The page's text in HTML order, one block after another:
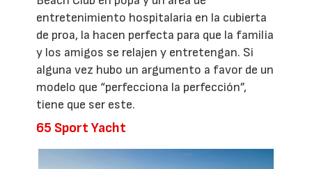
entretenimiento hospitalaria en la cubierta
de proa, la hacen perfecta para que la familia
y los amigos se relajen y entretengan. Si
alguna vez hubo un argumento a favor de un
modelo que “perfecciona la perfección”,
tiene que ser este.
65 Sport Yacht